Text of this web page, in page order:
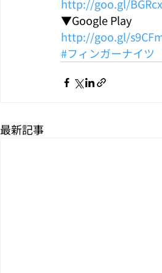
http://goo.gl/
▼Google Play
http://goo.gl/
#フィンガーナイツ
最新記事